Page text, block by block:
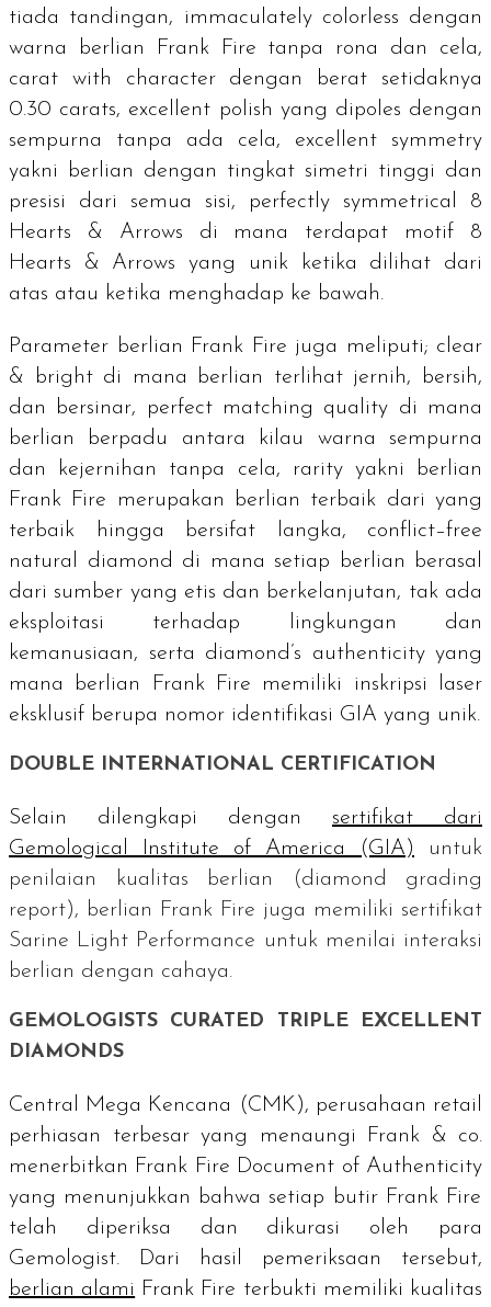
tiada tandingan, immaculately colorless dengan
warna berlian Frank Fire tanpa rona dan cela,
carat with character dengan berat setidaknya
0.30 carats, excellent polish yang dipoles dengan
sempurna tanpa ada cela, excellent symmetry
yakni berlian dengan tingkat simetri tinggi dan
presisi dari semua sisi, perfectly symmetrical 8
Hearts & Arrows di mana terdapat motif 8
Hearts & Arrowsyang unik ketika dilihat dari
atas atau ketika menghadap ke bawah.
Parameter berlian Frank Fire juga meliputi; clear
& bright di mana berlian terlihat jernih, bersih,
dan bersinar,
perfect matching quality di mana
berlian berpadu antara kilau warna sempurna
dan kejernihan tanpa cela,
rarity yakni berlian
Frank Fire merupakan berlian terbaik dari yang
terbaik hingga bersifat langka, conflict–free
natural diamond di mana setiap berlian berasal
dari sumber yang etis dan berkelanjutan, tak ada
eksploitasi terhadap lingkungan dan
kemanusiaan, serta diamond’s authenticity yang
mana berlian Frank Fire memiliki inskripsi laser
eksklusif berupa nomor identifikasi GIA yang unik.
DOUBLE INTERNATIONAL CERTIFICATION
Selain dilengkapi dengan
sertifikat dari
Gemological Institute of America
(GIA) untuk
penilaian kualitas berlian (diamond grading
report), berlian Frank Fire juga memiliki sertifikat
Sarine Light Performance untuk menilai interaksi
berlian dengan cahaya.
GEMOLOGISTS CURATED TRIPLE EXCELLENT
DIAMONDS
Central Mega Kencana (CMK), perusahaan retail
perhiasan terbesar yang menaungi Frank & co.
menerbitkan Frank Fire Document of Authenticity
yang menunjukkan bahwa setiap butir Frank Fire
telah diperiksa dan dikurasi oleh para
Gemologist.
Dari hasil pemeriksaan tersebut,
berlian alami Frank Fire terbukti memiliki kualitas